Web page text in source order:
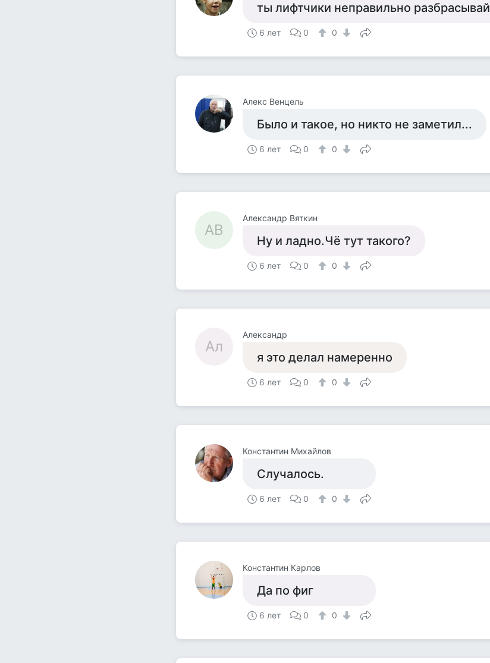
ты лифтчики неправильно разбрасывай
6 лет 0 0
Алекс Венцель
Было и такое, но никто не заметил...
6 лет 0 0
АВ
Александр Вяткин
Ну и ладно.Чё тут такого?
6 лет 0 0
Ал
Александр
я это делал намеренно
6 лет 0 0
Константин Михайлов
Случалось.
6 лет 0 0
Константин Карлов
Да по фиг
6 лет 0 0